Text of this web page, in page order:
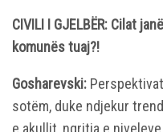
CIVILI I GJELBËR: Cilat
komunës tuaj?!
Gosharevski:
sotëm, duke ndjekur
e akullit, ngritja e